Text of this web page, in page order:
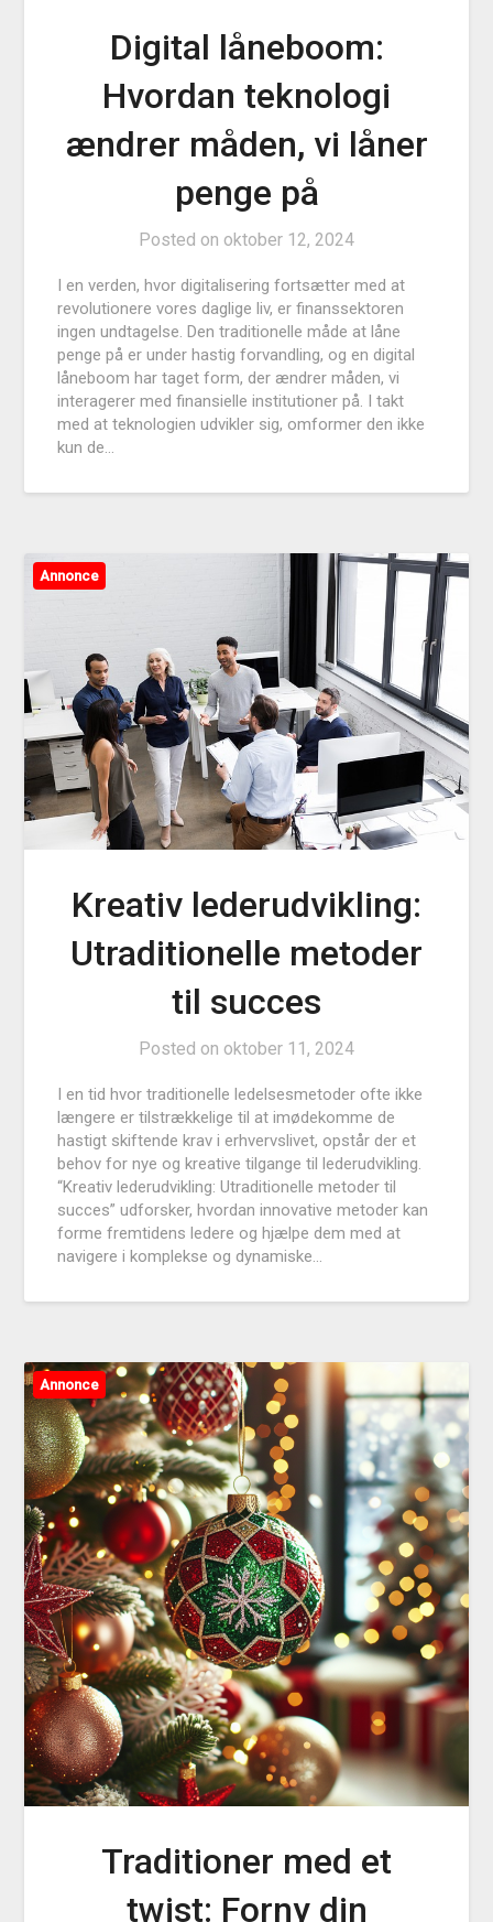
Digital låneboom:
Hvordan teknologi
ændrer måden, vi låner
penge på
Posted on oktober 12, 2024
I en verden, hvor digitalisering fortsætter med at
revolutionere vores daglige liv, er finanssektoren
ingen undtagelse. Den traditionelle måde at låne
penge på er under hastig forvandling, og en digital
låneboom har taget form, der ændrer måden, vi
interagerer med finansielle institutioner på. I takt
med at teknologien udvikler sig, omformer den ikke
kun de…
Annonce
Kreativ lederudvikling:
Utraditionelle metoder
til succes
Posted on oktober 11, 2024
I en tid hvor traditionelle ledelsesmetoder ofte ikke
længere er tilstrækkelige til at imødekomme de
hastigt skiftende krav i erhvervslivet, opstår der et
behov for nye og kreative tilgange til lederudvikling.
“Kreativ lederudvikling: Utraditionelle metoder til
succes” udforsker, hvordan innovative metoder kan
forme fremtidens ledere og hjælpe dem med at
navigere i komplekse og dynamiske…
Annonce
Traditioner med et
twist: Forny din